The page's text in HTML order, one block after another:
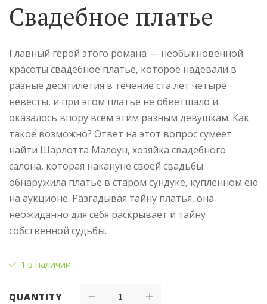
Свадебное платье
Главный герой этого романа — необыкновенной
красоты свадебное платье, которое надевали в
разные десятилетия в течение ста лет четыре
невесты, и при этом платье не обветшало и
оказалось впору всем этим разным девушкам. Как
такое возможно? Ответ на этот вопрос сумеет
найти Шарлотта Малоун, хозяйка свадебного
салона, которая накануне своей свадьбы
обнаружила платье в старом сундуке, купленном ею
на аукционе. Разгадывая тайну платья, она
неожиданно для себя раскрывает и тайну
собственной судьбы.
1 в наличии
QUANTITY